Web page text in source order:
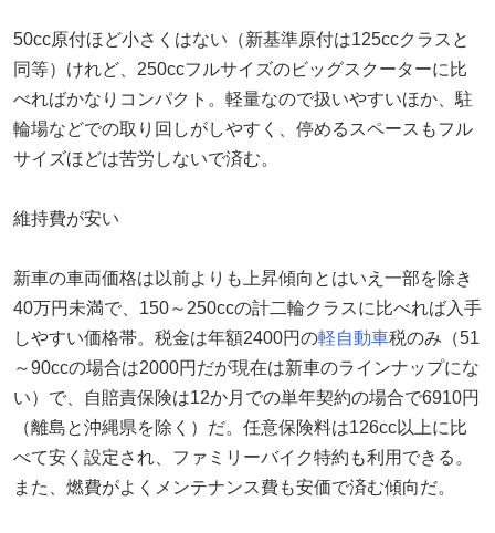
50cc原付ほど小さくはない（新基準原付は125ccクラスと
同等）けれど、250ccフルサイズのビッグスクーターに比
べればかなりコンパクト。軽量なので扱いやすいほか、駐
輪場などでの取り回しがしやすく、停めるスペースもフル
サイズほどは苦労しないで済む。
維持費が安い
新車の車両価格は以前よりも上昇傾向とはいえ一部を除き
40万円未満で、150～250ccの計二輪クラスに比べれば入手
しやすい価格帯。税金は年額2400円の軽自動車税のみ（51
～90ccの場合は2000円だが現在は新車のラインナップにな
い）で、自賠責保険は12か月での単年契約の場合で6910円
（離島と沖縄県を除く）だ。任意保険料は126cc以上に比
べて安く設定され、ファミリーバイク特約も利用できる。
また、燃費がよくメンテナンス費も安価で済む傾向だ。